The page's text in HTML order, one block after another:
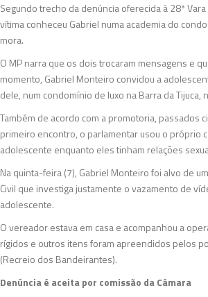
Segundo trecho da denúncia oferecida à 28ª Vara
vítima conheceu Gabriel numa academia do
mora.
O MP narra que os dois trocaram mensagens e
momento, Gabriel Monteiro convidou a
dele, num condomínio de luxo na Barra da Tijuca,
Também de acordo com a promotoria, passados
primeiro encontro, o parlamentar usou o próprio
adolescente enquanto eles tinham relações
Na quinta-feira (7), Gabriel Monteiro foi alvo de
Civil que investiga justamente o vazamento de
adolescente.
O vereador estava em casa e acompanhou a
rígidos e outros itens foram apreendidos pelos
(Recreio dos Bandeirantes).
Denúncia é aceita por comissão da Câmara